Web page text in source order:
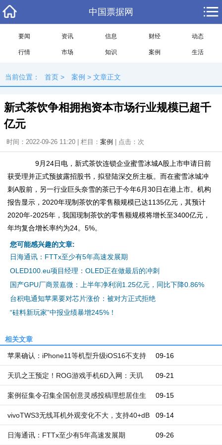
中国票据网
要闻 资讯 信息 财经 动态
行情 市场 知识 案例 生活
当前位置： 首页 > 案例 > 文章正文
新式茶饮争相拥抱资本市场行业规模已超千
亿元
时间：2022-09-26 11:20 | 栏目： 案例 | 点击： 次
9月24日电，新式茶饮连锁企业蜜雪冰城A股上市申请日前
获受理并正式预披露招股书，拟登陆深交所主板。而在蜜雪冰城冲
刺A股前，另一行业巨头奈雪的茶已于今年6月30日在港上市。机构
报告显示，2020年现制茶饮的零售额规模已达1135亿元，其预计
2020年-2025年，我国现制茶饮的零售额规模将增长至3400亿元，
年均复合增长率约为24。5%。
您可能感兴趣的文章:
日海通讯：FTTx至少有5年高速发展期
OLED100.eu项目经理：OLED正在做最后的冲刺
国产GPU厂商景嘉微：上半年净利润1.25亿元，同比下降0.86%
台积电通知苹果要对芯片涨价：被对方正式拒绝
“硅料新玩家”中报业绩暴增245%！
相关文章
09-16
苹果确认：iPhone11等机型升级iOS16不支持
电量百分比显示 09-21
天玑之王预定！ROG游戏手机6D入网：天玑
9000+加持 09-15
案例征集令召集全国创意灵感投稿理想居住生
活 09-14
vivoTWS3无线耳机外观变化不大，支持40+dB
超宽频主动降噪 09-26
日海通讯：FTTx至少有5年高速发展期